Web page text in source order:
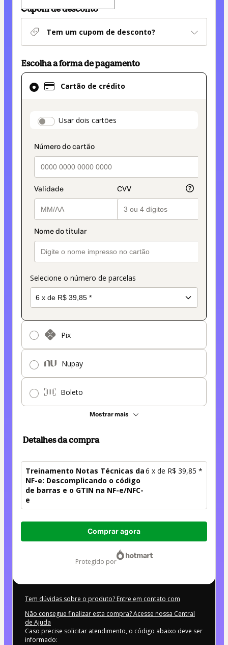
Cupom de desconto
Tem um cupom de desconto?
Escolha a forma de pagamento
Cartão de crédito
payment_data.section_title_v2
Usar dois cartões
Selecione o número de parcelas
Pix
Nupay
Boleto
Mostrar mais
Cartão
de
como
pagamento
Detalhes da compra
Treinamento Notas Técnicas da
NF-e: Descomplicando o código
de barras e o GTIN na NF-e/NFC-
e
6 x de R$ 39,85 *
Total
Comprar agora
protegido por
Tem dúvidas sobre o produto? Entre em contato com
Não consegue finalizar esta compra? Acesse nossa Central
de Ajuda
Caso precise solicitar atendimento, o código abaixo deve ser
informado: